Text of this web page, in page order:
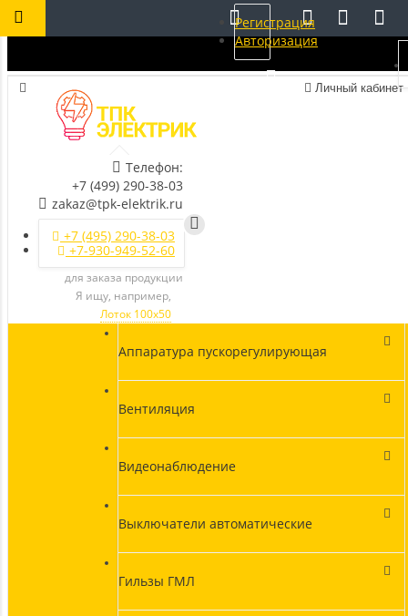
Личный кабинет
Телефон:
+7 (499) 290-38-03
zakaz@tpk-elektrik.ru
+7 (495) 290-38-03
+7-930-949-52-60
для заказа продукции
Я ищу, например,
Лоток 100х50
Аппаратура пускорегулирующая
Вентиляция
Видеонаблюдение
Выключатели автоматические
Гильзы ГМЛ
Регистрация
Авторизация